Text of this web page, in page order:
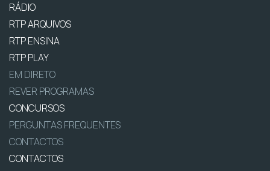
RÁDIO
RTP ARQUIVOS
RTP ENSINA
RTP PLAY
EM DIRETO
REVER PROGRAMAS
CONCURSOS
PERGUNTAS FREQUENTES
CONTACTOS
CONTACTOS